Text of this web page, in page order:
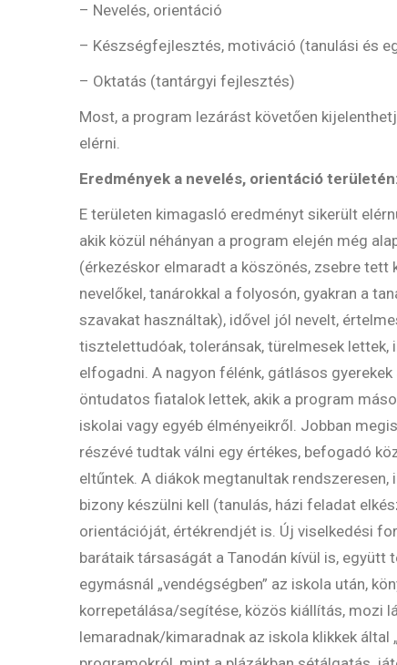
– Nevelés, orientáció
– Készségfejlesztés, motiváció (tanulási és
– Oktatás (tantárgyi fejlesztés)
Most, a program lezárást követően
elérni.
Eredmények a nevelés, orientáció
E területen kimagasló eredményt sikerült
akik közül néhányan a program elején még
(érkezéskor elmaradt a köszönés, zsebre
nevelőkel, tanárokkal a folyosón, gyakran a
szavakat használtak), idővel jól nevelt,
tisztelettudóak, toleránsak, türelmesek
elfogadni. A nagyon félénk, gátlásos
öntudatos fiatalok lettek, akik a program
iskolai vagy egyéb élményeikről. Jobban
részévé tudtak válni egy értékes, befogadó
eltűntek. A diákok megtanultak
bizony készülni kell (tanulás, házi feladat
orientációját, értékrendjét is. Új viselkedési
barátaik társaságát a Tanodán kívül is,
egymásnál „vendégségben” az iskola után,
korrepetálása/segítése, közös kiállítás, mozi
lemaradnak/kimaradnak az iskola klikkek